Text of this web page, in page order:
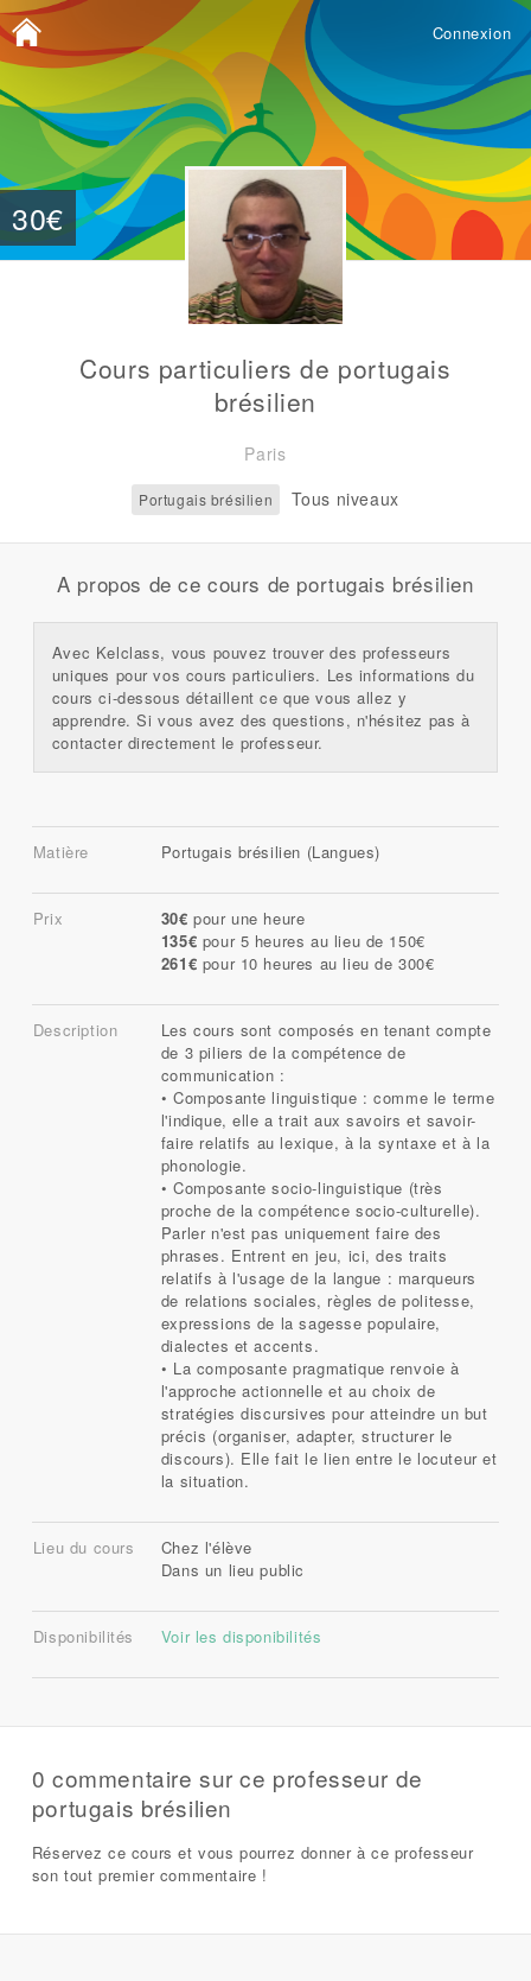
Connexion
30€
Cours particuliers de portugais
brésilien
Paris
Portugais brésilien Tous niveaux
A propos de ce cours de portugais brésilien
Avec Kelclass, vous pouvez trouver des professeurs
uniques pour vos cours particuliers. Les informations du
cours ci-dessous détaillent ce que vous allez y
apprendre. Si vous avez des questions, n'hésitez pas à
contacter directement le professeur.
Matière Portugais brésilien (Langues)
Prix 30€ pour une heure
135€ pour 5 heures au lieu de 150€
261€ pour 10 heures au lieu de 300€
Description
Les cours sont composés en tenant compte
de 3 piliers de la compétence de
communication :
• Composante linguistique : comme le terme
l'indique, elle a trait aux savoirs et savoir-
faire relatifs au lexique, à la syntaxe et à la
phonologie.
• Composante socio-linguistique (très
proche de la compétence socio-culturelle).
Parler n'est pas uniquement faire des
phrases. Entrent en jeu, ici, des traits
relatifs à l'usage de la langue : marqueurs
de relations sociales, règles de politesse,
expressions de la sagesse populaire,
dialectes et accents.
• La composante pragmatique renvoie à
l'approche actionnelle et au choix de
stratégies discursives pour atteindre un but
précis (organiser, adapter, structurer le
discours). Elle fait le lien entre le locuteur et
la situation.
Lieu du cours
Chez l'élève
Dans un lieu public
Disponibilités Voir les disponibilités
0 commentaire sur ce professeur de
portugais brésilien
Réservez ce cours et vous pourrez donner à ce professeur
son tout premier commentaire !